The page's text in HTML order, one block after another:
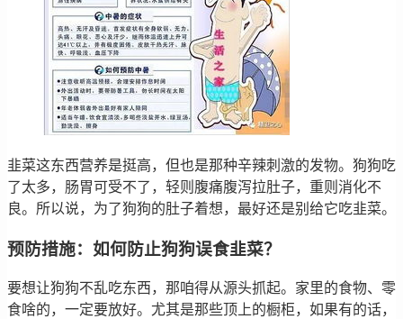
韭菜这东西营养是挺高，但也是那种辛辣刺激的发物。狗狗吃
了太多，肠胃可受不了，轻则腹痛腹泻拉肚子，重则消化不
良。所以说，为了狗狗的肚子着想，最好还是别给它吃韭菜。
预防措施：如何防止狗狗误食韭菜？
要想让狗狗不乱吃东西，那咱得从源头抓起。家里的食物、零
食啥的，一定要放好。尤其是那些顶上的橱柜，如果有的话，